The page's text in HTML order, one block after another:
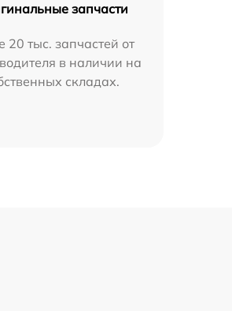
запчасти
20 тыс. запчастей от
в наличии на
складах.